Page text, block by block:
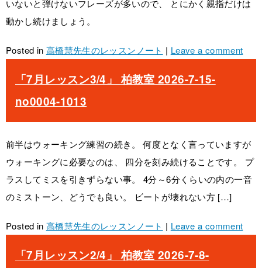
いないと弾けないフレーズが多いので、 とにかく親指だけは
動かし続けましょう。
Posted in 高橋慧先生のレッスンノート | Leave a comment
「7月レッスン3/4」 柏教室 2026-7-15-
no0004-1013
前半はウォーキング練習の続き。 何度となく言っていますが
ウォーキングに必要なのは、 四分を刻み続けることです。 プ
ラスしてミスを引きずらない事。 4分～6分くらいの内の一音
のミストーン、どうでも良い。 ビートが壊れない方 […]
Posted in 高橋慧先生のレッスンノート | Leave a comment
「7月レッスン2/4」 柏教室 2026-7-8-